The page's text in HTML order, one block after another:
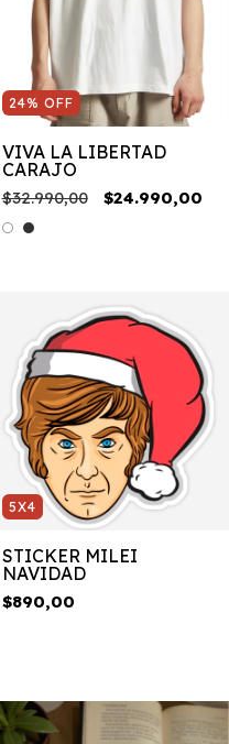
24% OFF
VIVA LA LIBERTAD
CARAJO
$32.990,00 $24.990,00
5X4
STICKER MILEI
NAVIDAD
$890,00